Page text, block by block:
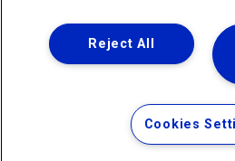
Uma empresa
Copyright ® 2026 -
Nossa natureza
Termos Gerais de Uso de
Política de Privacidade e
Reject All
Cookies